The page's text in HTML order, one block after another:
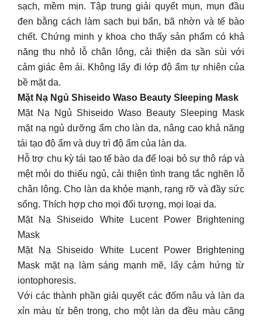
sạch, mềm mịn. Tập trung giải quyết mụn, mụn đầu
đen bằng cách làm sạch bụi bẩn, bã nhờn và tế bào
chết. Chứng minh y khoa cho thấy sản phẩm có khả
năng thu nhỏ lỗ chân lông, cải thiện da sần sùi với
cảm giác êm ái. Không lấy đi lớp độ ẩm tự nhiên của
bề mặt da.
Mặt Nạ Ngủ Shiseido Waso Beauty Sleeping Mask
Mặt Nạ Ngủ Shiseido Waso Beauty Sleeping Mask
mặt nạ ngủ dưỡng ẩm cho làn da, nâng cao khả năng
tái tạo độ ẩm và duy trì độ ẩm của làn da.
Hỗ trợ chu kỳ tái tạo tế bào da để loại bỏ sự thô ráp và
mệt mỏi do thiếu ngủ, cải thiện tình trạng tắc nghẽn lỗ
chân lông. Cho làn da khỏe mạnh, rạng rỡ và đầy sức
sống. Thích hợp cho mọi đối tượng, mọi loại da.
Mặt Nạ Shiseido White Lucent Power Brightening
Mask
Mặt Nạ Shiseido White Lucent Power Brightening
Mask mặt nạ làm sáng mạnh mẽ, lấy cảm hứng từ
iontophoresis.
Với các thành phần giải quyết các đốm nâu và làn da
xỉn màu từ bên trong, cho một làn da đều màu căng